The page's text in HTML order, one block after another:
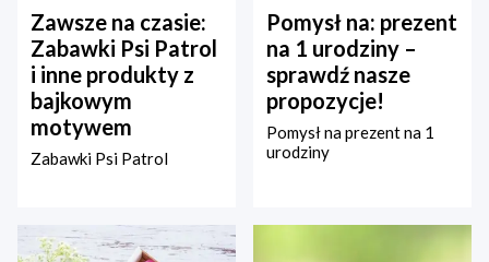
Zawsze na czasie:
Zabawki Psi Patrol
i inne produkty z
bajkowym
motywem
Zabawki Psi Patrol
Pomysł na: prezent
na 1 urodziny –
sprawdź nasze
propozycje!
Pomysł na prezent na 1
urodziny